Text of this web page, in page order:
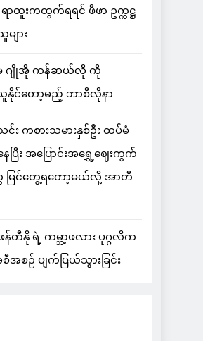
ထူးကထွက်ရရင် ဖီဖာ ဥက္ကဋ္ဌ
ျား
ဂျိုအို ကန်ဆယ်လို ကို
နိုင်တော့မည့် ဘာစီလိုနာ
ကစားသမားနှစ်ဦး ထပ်မံ
ေပြီး အပြောင်းအရွှေ့ဈေးကွက်
မြင်တွေ့ရတော့မယ်လို့ အာတီ
ဖန်တီနို ရဲ့ ကမ္ဘာ့ဖလား ပုဂ္ဂလိက
စီအစဉ် ပျက်ပြယ်သွားခြင်း